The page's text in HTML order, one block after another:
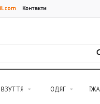
Контакти
ВЗУТТЯ ОДЯГ ЇЖА